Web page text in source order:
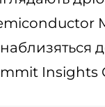
Insights